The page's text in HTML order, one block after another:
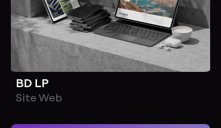
BD LP
Site Web